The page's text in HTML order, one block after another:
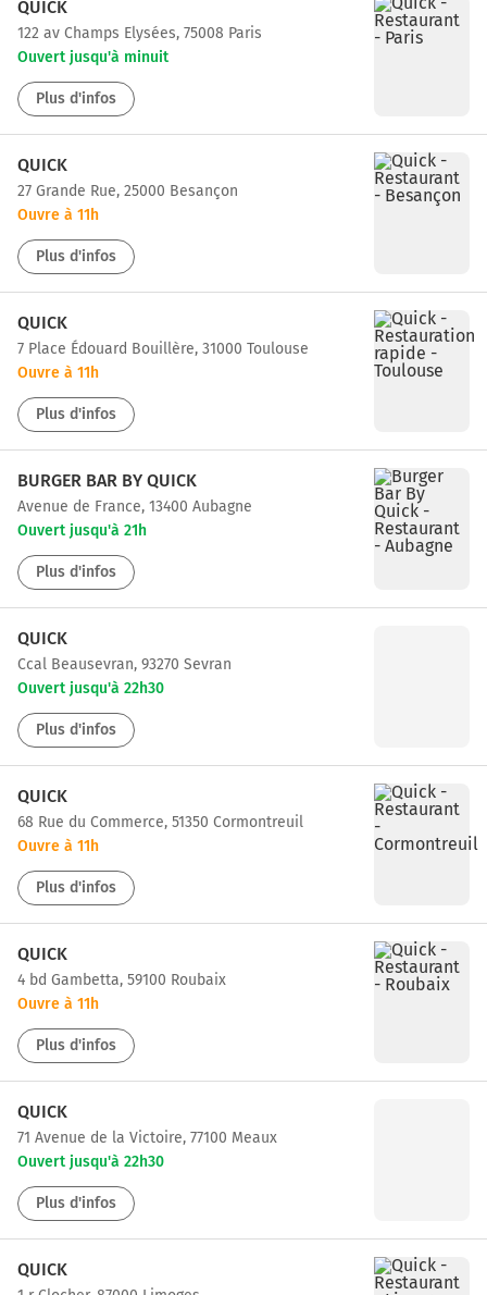
QUICK
122 av Champs Elysées, 75008 Paris
Ouvert jusqu'à minuit
Plus d'infos
QUICK
27 Grande Rue, 25000 Besançon
Ouvre à 11h
Plus d'infos
QUICK
7 Place Édouard Bouillère, 31000 Toulouse
Ouvre à 11h
Plus d'infos
BURGER BAR BY QUICK
Avenue de France, 13400 Aubagne
Ouvert jusqu'à 21h
Plus d'infos
QUICK
ccal Beausevran, 93270 Sevran
Ouvert jusqu'à 22h30
Plus d'infos
QUICK
68 Rue du Commerce, 51350 Cormontreuil
Ouvre à 11h
Plus d'infos
QUICK
4 bd Gambetta, 59100 Roubaix
Ouvre à 11h
Plus d'infos
QUICK
71 Avenue de la Victoire, 77100 Meaux
Ouvert jusqu'à 22h30
Plus d'infos
QUICK